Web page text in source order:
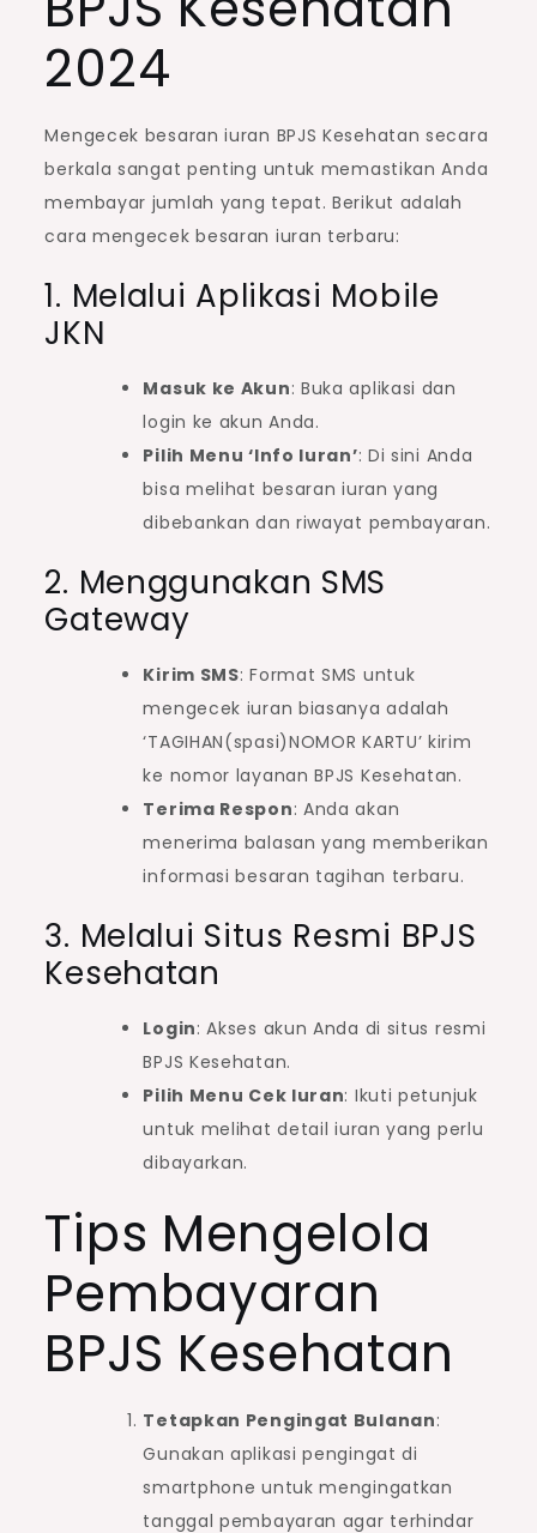
2024
Mengecek besaran iuran BPJS Kesehatan secara
berkala sangat penting untuk memastikan Anda
membayar jumlah yang tepat. Berikut adalah
cara mengecek besaran iuran terbaru:
1. Melalui Aplikasi Mobile
JKN
Masuk ke Akun: Buka aplikasi dan
login ke akun Anda.
Pilih Menu ‘Info Iuran’: Di sini Anda
bisa melihat besaran iuran yang
dibebankan dan riwayat pembayaran.
2. Menggunakan SMS
Gateway
Kirim SMS: Format SMS untuk
mengecek iuran biasanya adalah
‘TAGIHAN(spasi)NOMOR KARTU’ kirim
ke nomor layanan BPJS Kesehatan.
Terima Respon: Anda akan
menerima balasan yang memberikan
informasi besaran tagihan terbaru.
3. Melalui Situs Resmi BPJS
Kesehatan
Login: Akses akun Anda di situs resmi
BPJS Kesehatan.
Pilih Menu Cek Iuran: Ikuti petunjuk
untuk melihat detail iuran yang perlu
dibayarkan.
Tips Mengelola
Pembayaran
BPJS Kesehatan
Tetapkan Pengingat Bulanan:
Gunakan aplikasi pengingat di
smartphone untuk mengingatkan
tanggal pembayaran agar terhindar